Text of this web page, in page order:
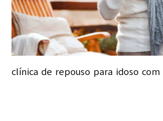
clínica de repouso para idoso com